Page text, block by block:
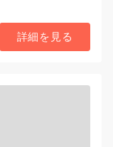
詳細を見る